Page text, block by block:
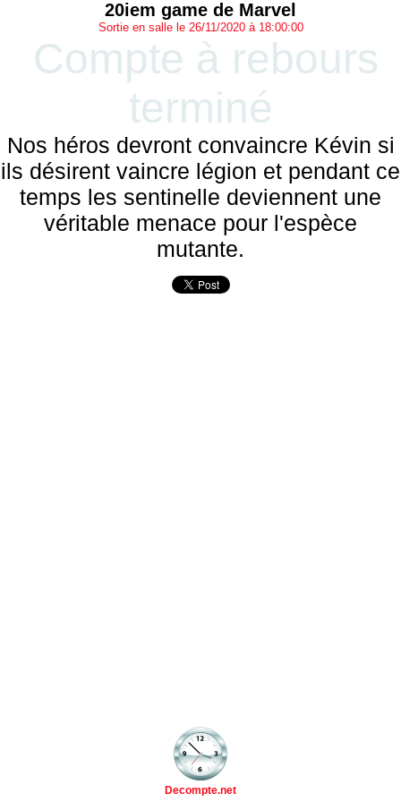
20iem game de Marvel
Sortie en salle le 26/11/2020 à 18:00:00
Compte à rebours
terminé
Nos héros devront convaincre Kévin si
ils désirent vaincre légion et pendant ce
temps les sentinelle deviennent une
véritable menace pour l'espèce
mutante.
Decompte.net